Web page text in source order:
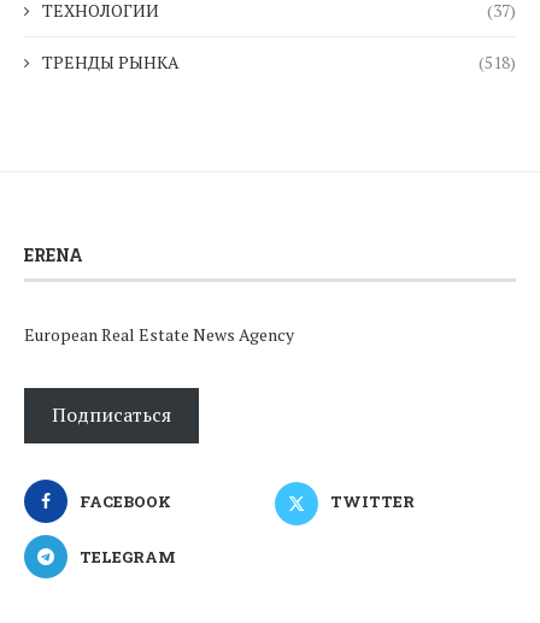
ТЕХНОЛОГИИ (37)
ТРЕНДЫ РЫНКА (518)
ERENA
European Real Estate News Agency
Подписаться
FACEBOOK TWITTER
TELEGRAM